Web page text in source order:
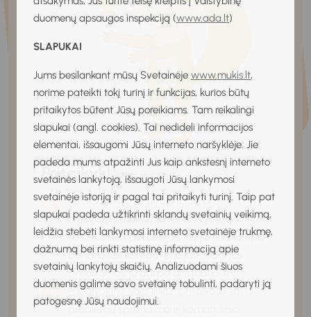
duomenų apsaugos inspekciją (www.ada.lt)
SLAPUKAI
Jums besilankant mūsų Svetainėje www.mukis.lt,
norime pateikti tokį turinį ir funkcijas, kurios būtų
pritaikytos būtent Jūsų poreikiams. Tam reikalingi
slapukai (angl. cookies). Tai nedideli informacijos
elementai, išsaugomi Jūsų interneto naršyklėje. Jie
padeda mums atpažinti Jus kaip ankstesnį interneto
svetainės lankytoją, išsaugoti Jūsų lankymosi
svetainėje istoriją ir pagal tai pritaikyti turinį. Taip pat
slapukai padeda užtikrinti sklandų svetainių veikimą,
leidžia stebėti lankymosi interneto svetainėje trukmę,
dažnumą bei rinkti statistinę informaciją apie
svetainių lankytojų skaičių. Analizuodami šiuos
duomenis galime savo svetainę tobulinti, padaryti ją
patogesnę Jūsų naudojimui.
Pritaikyk!
Pasikalbėkite su dirbančiais ar
studijuojančiais žmonėmis apie jų
turimas kompetencijas. Ką jie mano apie
bendrąsias kompetencijas? Kaip jos
pritaikomos jų darbe ar studijose?
Pagalvokite, kaip ir kur pritaikote savo
problemų sprendimo ir komandinio